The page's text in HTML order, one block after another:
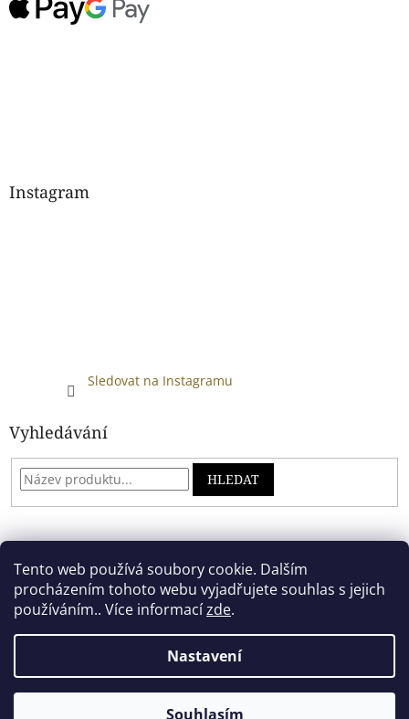
Tento web používá soubory cookie. Dalším
procházením tohoto webu vyjadřujete souhlas s jejich
používáním.. Více informacízde.
Nastavení
Souhlasím
Instagram
Sledovat na Instagramu
Vyhledávání
HLEDAT
Vytvořil Shoptet
Copyright 2026Alkoholový shop. Všechna práva vyhrazena.